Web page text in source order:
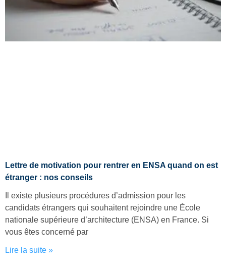
Lettre de motivation pour rentrer en ENSA quand on est
étranger : nos conseils
Il existe plusieurs procédures d’admission pour les
candidats étrangers qui souhaitent rejoindre une École
nationale supérieure d’architecture (ENSA) en France. Si
vous êtes concerné par
Lire la suite »